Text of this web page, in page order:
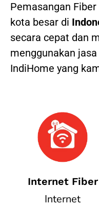
Pemasangan
kota besar di
secara cepat dan
menggunakan
IndiHome yang
Internet Fiber
Internet